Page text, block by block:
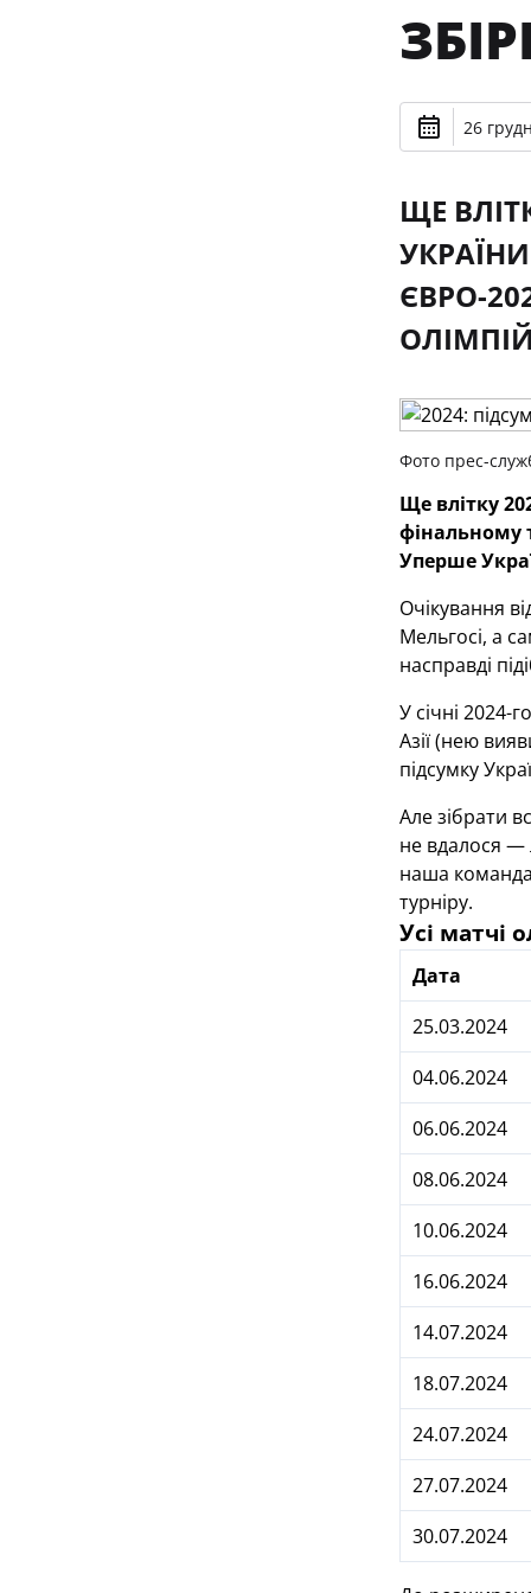
26
ЩЕ
ЄВРО-
Фото прес-
Ще влітку
фінальному
Уперше
Очікування
Мельгосі, а
насправді
У січні 2024-
Азії (нею
підсумку
Але зібрати
не вдалося —
наша
турніру.
Усі матчі
Дата
25.03.2024
04.06.2024
06.06.2024
08.06.2024
10.06.2024
16.06.2024
14.07.2024
18.07.2024
24.07.2024
27.07.2024
30.07.2024